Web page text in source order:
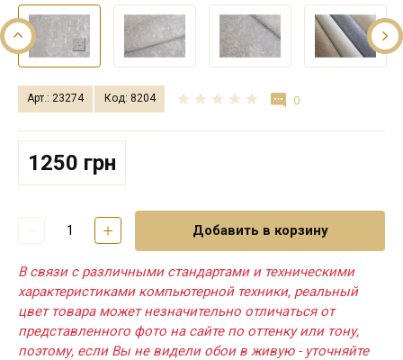
Арт.: 23274 Код: 8204 0
1250 грн
Добавить в корзину
В связи с различными стандартами и техническими
характеристиками компьютерной техники, реальный
цвет товара может незначительно отличаться от
представленного фото на сайте по оттенку или тону,
поэтому, если Вы не видели обои в живую - уточняйте